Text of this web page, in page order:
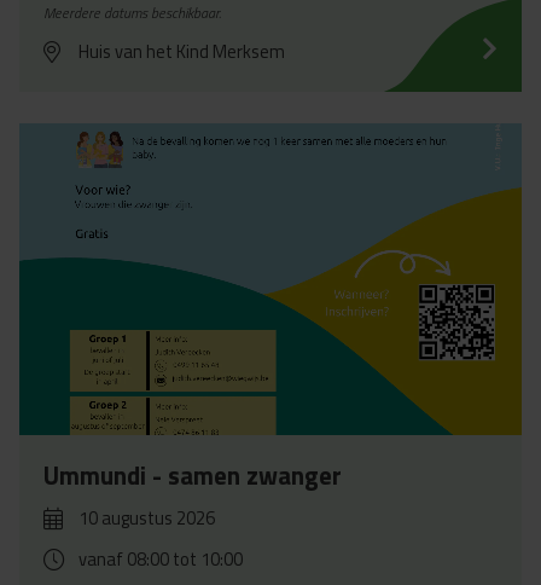
Meerdere datums beschikbaar.
Huis van het Kind Merksem
Ummundi - samen zwanger
10 augustus 2026
vanaf 08:00tot 10:00